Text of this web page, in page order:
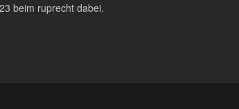
beim ruprecht dabei.